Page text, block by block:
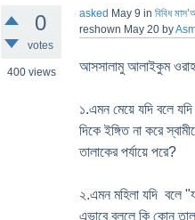
0
votes
400views
asked May 9 in বিবিধ
reshown May 20 by
আসসালামু আলাইকুম
১.এমন মেয়ে যদি বলে
দিকে ইঙ্গিত না করে
তালাকের পর্যায়ে পরে?
২.এমন মহিলা যদি বলে
এভাবে বললে কি কোন